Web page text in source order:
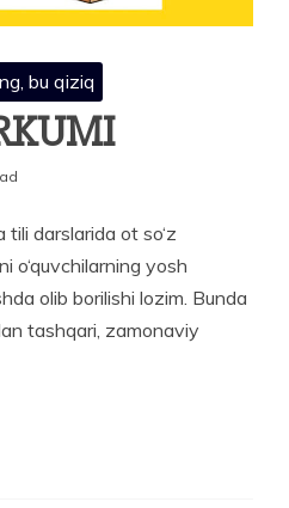
bu qiziq
darslarida ot so‘z
o‘quvchilarning yosh
olib borilishi lozim. Bunda
tashqari, zamonaviy